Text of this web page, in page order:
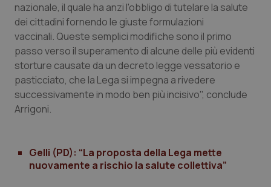
Psoriasi & pelle
Quotidiano Cardiologia
Quotidiano Chirurgia
Quotidiano Oncologia
Rene & patologie urogenitali
nazionale, il quale ha anzi l'obbligo di tutelare la salute
dei cittadini fornendo le giuste formulazioni
vaccinali. Queste semplici modifiche sono il primo
passo verso il superamento di alcune delle più evidenti
storture causate da un decreto legge vessatorio e
pasticciato, che la Lega si impegna a rivedere
successivamente in modo ben più incisivo", conclude
Arrigoni.
Gelli (PD): “La proposta della Lega mette
nuovamente a rischio la salute collettiva”